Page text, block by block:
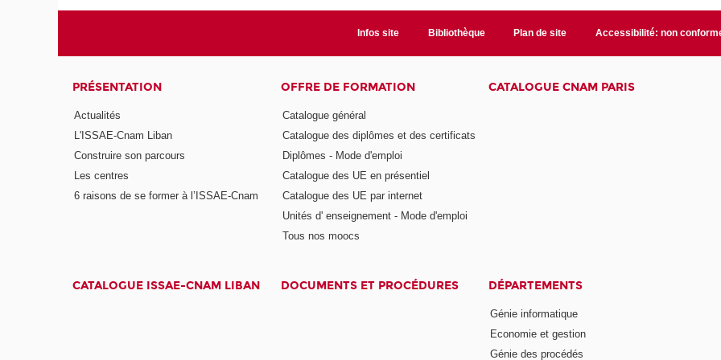
Infos site Bibliothèque Plan de site Accessibilité: non
PRÉSENTATION
Actualités
L'ISSAE-Cnam Liban
Construire son parcours
Les centres
6 raisons de se former à l’ISSAE-Cnam
OFFRE DE FORMATION
Catalogue général
Catalogue des diplômes et des certificats
Diplômes - Mode d'emploi
Catalogue des UE en présentiel
Catalogue des UE par internet
Unités d' enseignement - Mode d'emploi
Tous nos moocs
CATALOGUE CNAM PARIS
CATALOGUE ISSAE-CNAM LIBAN DOCUMENTS ET PROCÉDURES DÉPARTEMENTS
Génie informatique
Economie et gestion
Génie des procédés